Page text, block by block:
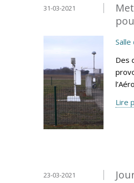
31-03-2021
Des
Lire
23-03-2021